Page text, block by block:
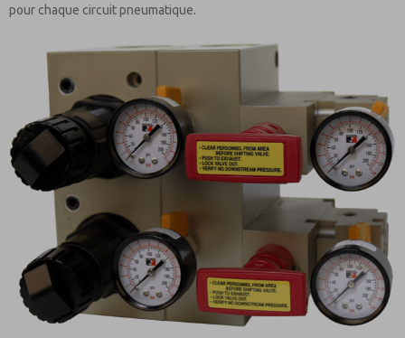
pour chaque circuit pneumatique.